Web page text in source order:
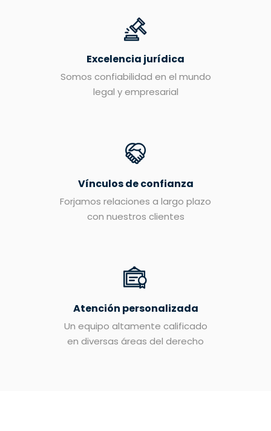
Excelencia jurídica
Somos confiabilidad en el mundo
legal y empresarial
Vínculos de confianza
Forjamos relaciones a largo plazo
con nuestros clientes
Atención personalizada
Un equipo altamente calificado
en diversas áreas del derecho